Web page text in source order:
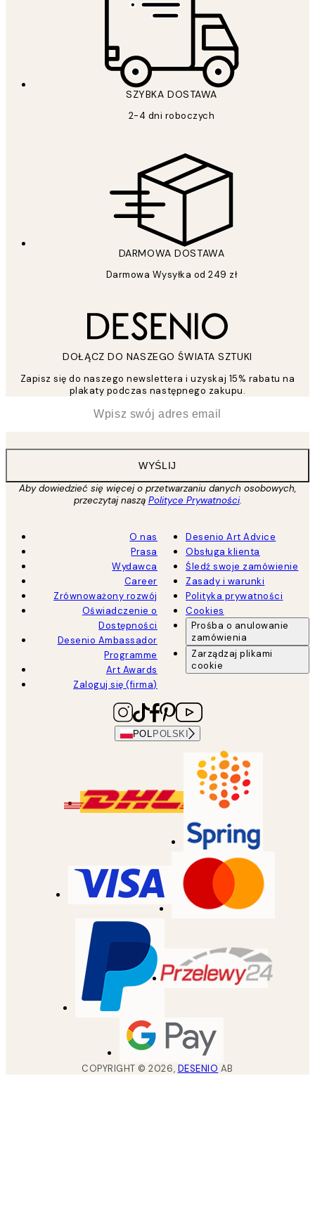
SZYBKA DOSTAWA
2-4 dni roboczych
DARMOWA DOSTAWA
Darmowa Wysyłka od 249 zł
DOŁĄCZ DO NASZEGO ŚWIATA SZTUKI
Zapisz się do naszego newslettera i uzyskaj 15% rabatu na
plakaty podczas następnego zakupu.
WYŚLIJ
Aby dowiedzieć się więcej o przetwarzaniu danych osobowych,
przeczytaj naszą Polityce Prywatności.
O nas
Prasa
Wydawca
Career
Zrównoważony rozwój
Oświadczenie o
Dostępności
Desenio Ambassador
Programme
Art Awards
Zaloguj się (firma)
Desenio Art Advice
Obsługa klienta
Śledź swoje zamówienie
Zasady i warunki
Polityka prywatności
Cookies
Prośba o anulowanie
zamówienia
Zarządzaj plikami
cookie
POL POLSKI
COPYRIGHT ©2026, DESENIO AB